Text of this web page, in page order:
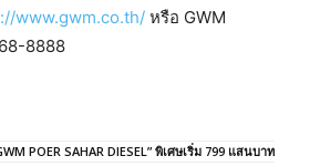
www.gwm.co.th/ หรือ GWM
8888
POER SAHAR DIESEL” พิเศษเริ่ม 799 แสนบาท